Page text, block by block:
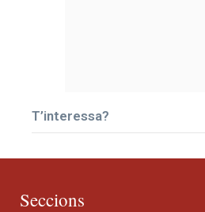
T’interessa?
Seccions